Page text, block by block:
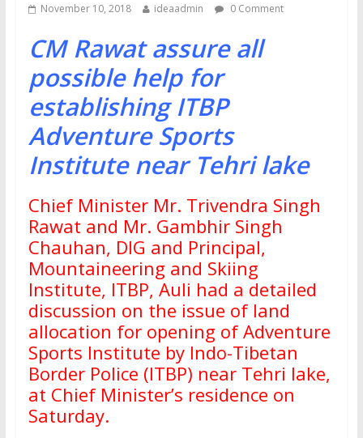
November 10, 2018 ideaadmin 0 Comment
CM Rawat assure all
possible help for
establishing ITBP
Adventure Sports
Institute near Tehri lake
Chief Minister Mr. Trivendra Singh
Rawat and Mr. Gambhir Singh
Chauhan, DIG and Principal,
Mountaineering and Skiing
Institute, ITBP, Auli had a detailed
discussion on the issue of land
allocation for opening of Adventure
Sports Institute by Indo-Tibetan
Border Police (ITBP) near Tehri lake,
at Chief Minister’s residence on
Saturday.